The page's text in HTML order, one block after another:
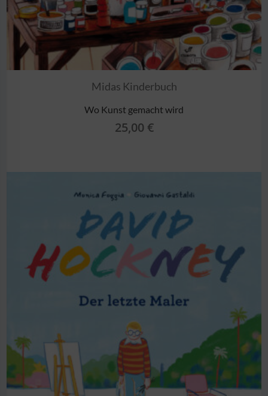
Midas Kinderbuch
Wo Kunst gemacht wird
25,00 €